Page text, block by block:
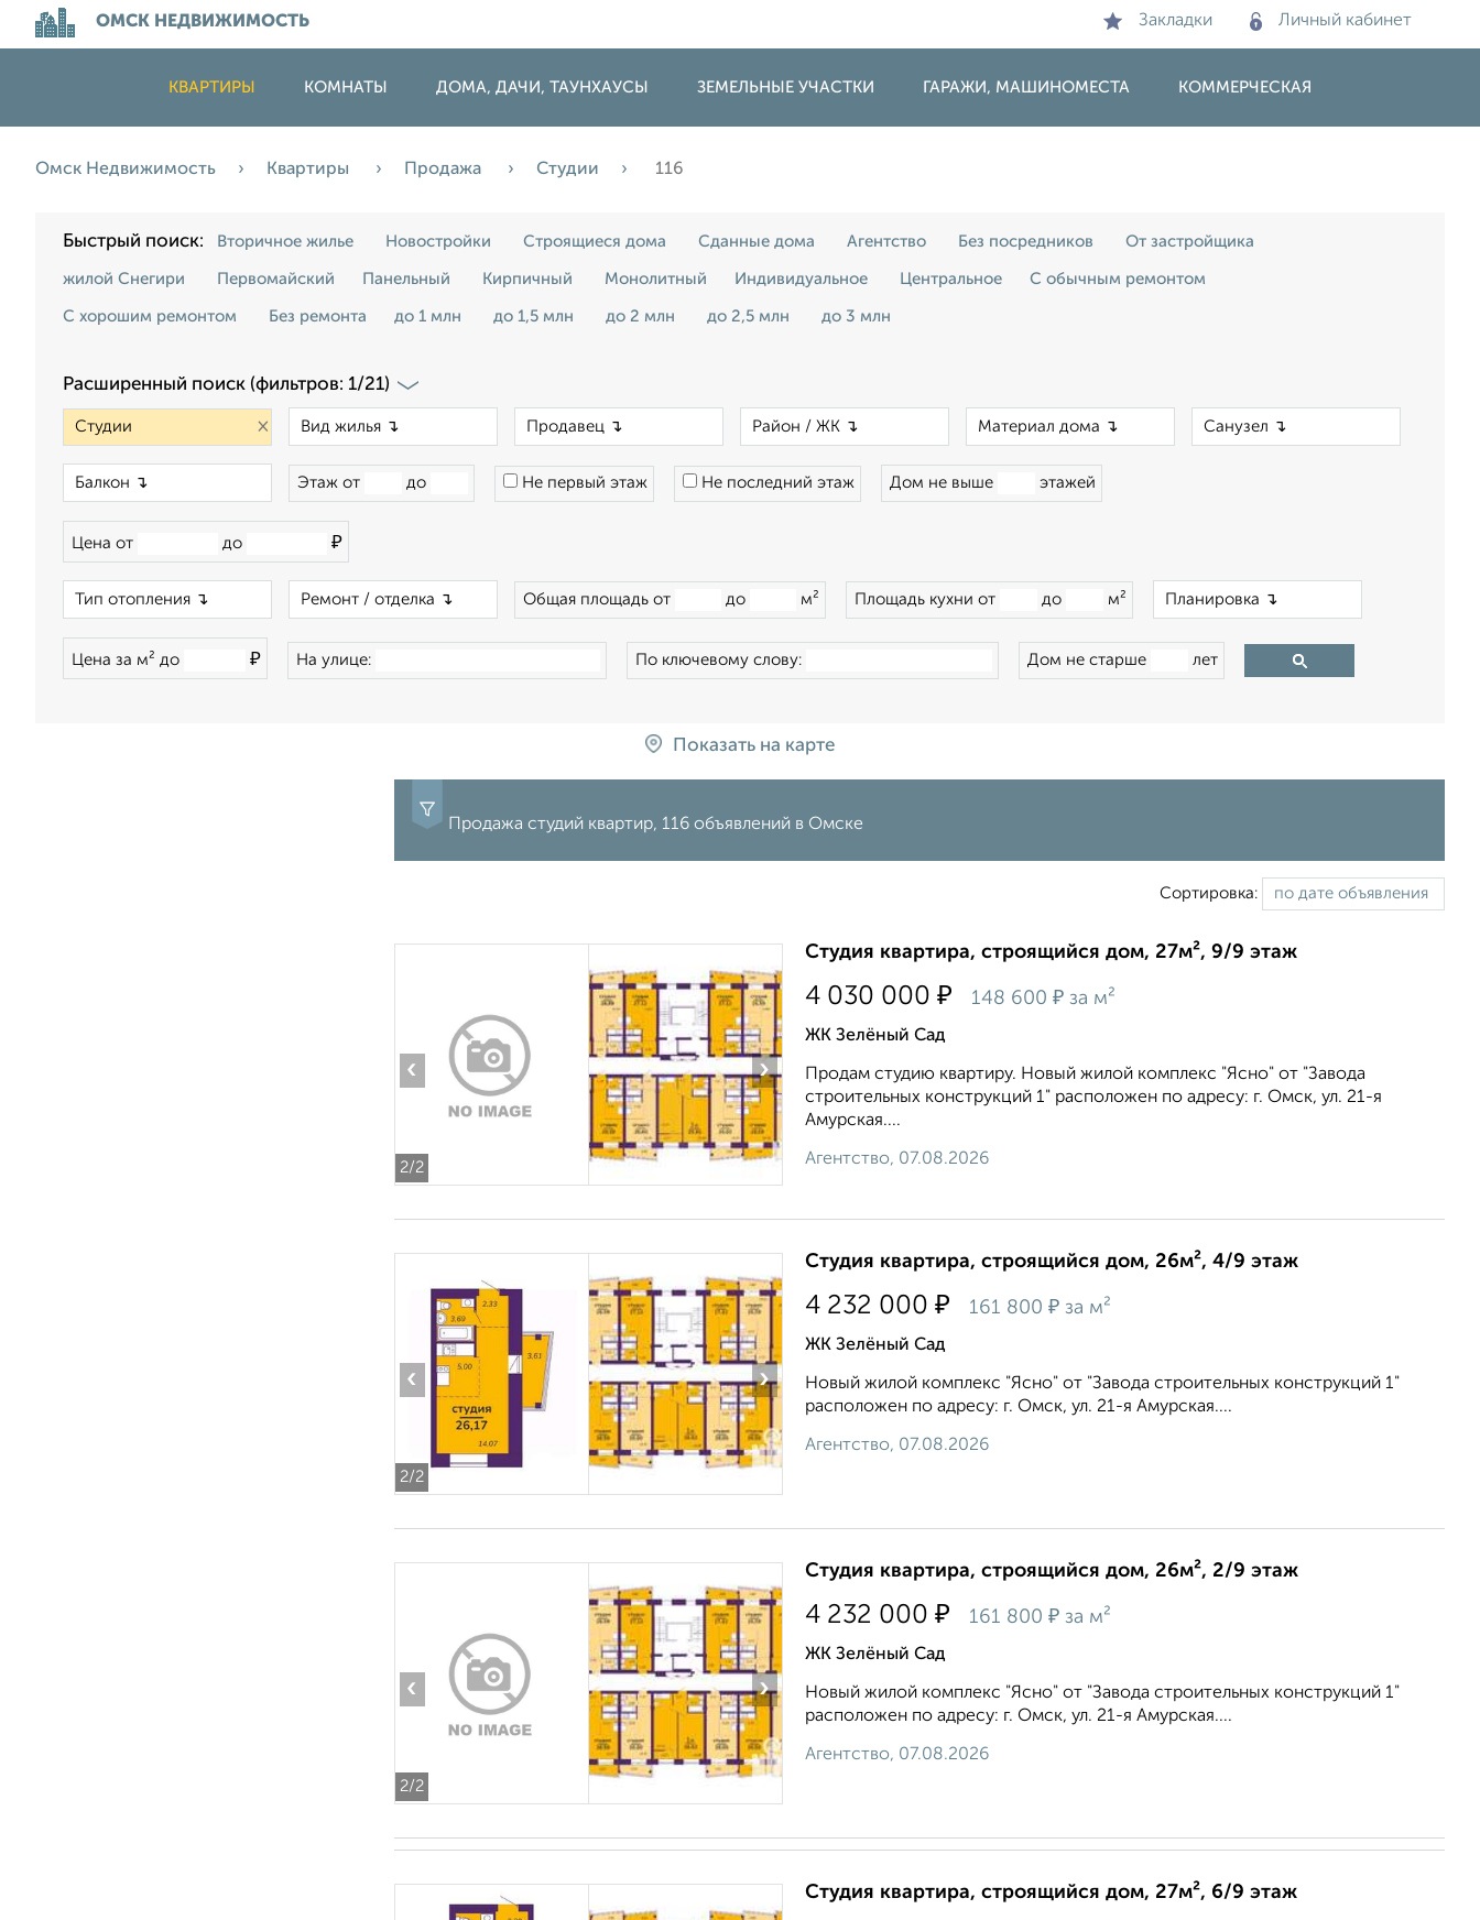
ОМСК НЕДВИЖИМОСТЬ Закладки Личный кабинет
КВАРТИРЫ КОМНАТЫ ДОМА, ДАЧИ, ТАУНХАУСЫ ЗЕМЕЛЬНЫЕ УЧАСТКИ ГАРАЖИ, МАШИНОМЕСТА КОММЕРЧЕСКАЯ
Омск Недвижимость Квартиры Продажа Студии 116
Быстрый поиск: Вторичное жилье Новостройки Строящиеся дома Сданные дома Агентство Без посредников От застройщика
жилой Снегири Первомайский Панельный Кирпичный Монолитный Индивидуальное Центральное С обычным ремонтом
С хорошим ремонтом Без ремонта до 1 млн до 1,5 млн до 2 млн до 2,5 млн до 3 млн
Расширенный поиск (фильтров: 1/21)
×
Этаж от до Не первый этаж Не последний этаж Дом не выше этажей
Цена от до ₽
Общая площадь от до м² Площадь кухни от до м²
Цена за м² до ₽ На улице: По ключевому слову: Дом не старше лет
Показать на карте
Продажа студий квартир, 116 объявлений в Омске
Сортировка:
2/2
‹ ›
Студия квартира, строящийся дом, 27м², 9/9 этаж
4 030 000 ₽ 148 600 ₽ за м²
ЖК Зелёный Сад
Продам студию квартиру. Новый жилой комплекс "Ясно" от "Завода
строительных конструкций 1" расположен по адресу: г. Омск, ул. 21-я
Амурская....
Агентство, 07.08.2026
2/2
‹ ›
Студия квартира, строящийся дом, 26м², 4/9 этаж
4 232 000 ₽ 161 800 ₽ за м²
ЖК Зелёный Сад
Новый жилой комплекс "Ясно" от "Завода строительных конструкций 1"
расположен по адресу: г. Омск, ул. 21-я Амурская....
Агентство, 07.08.2026
2/2
‹ ›
Студия квартира, строящийся дом, 26м², 2/9 этаж
4 232 000 ₽ 161 800 ₽ за м²
ЖК Зелёный Сад
Новый жилой комплекс "Ясно" от "Завода строительных конструкций 1"
расположен по адресу: г. Омск, ул. 21-я Амурская....
Агентство, 07.08.2026
Студия квартира, строящийся дом, 27м², 6/9 этаж